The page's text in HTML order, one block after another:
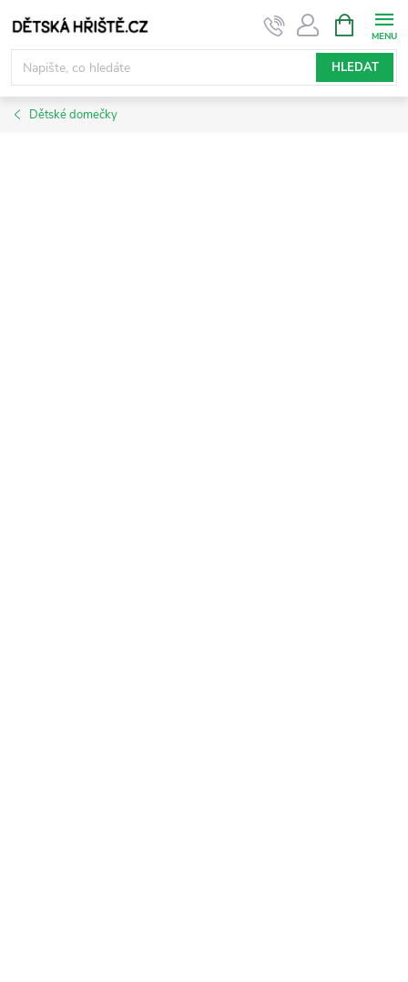
na
obsah
HLEDAT
NÁKUPNÍ
KOŠÍK
Dětské domečky